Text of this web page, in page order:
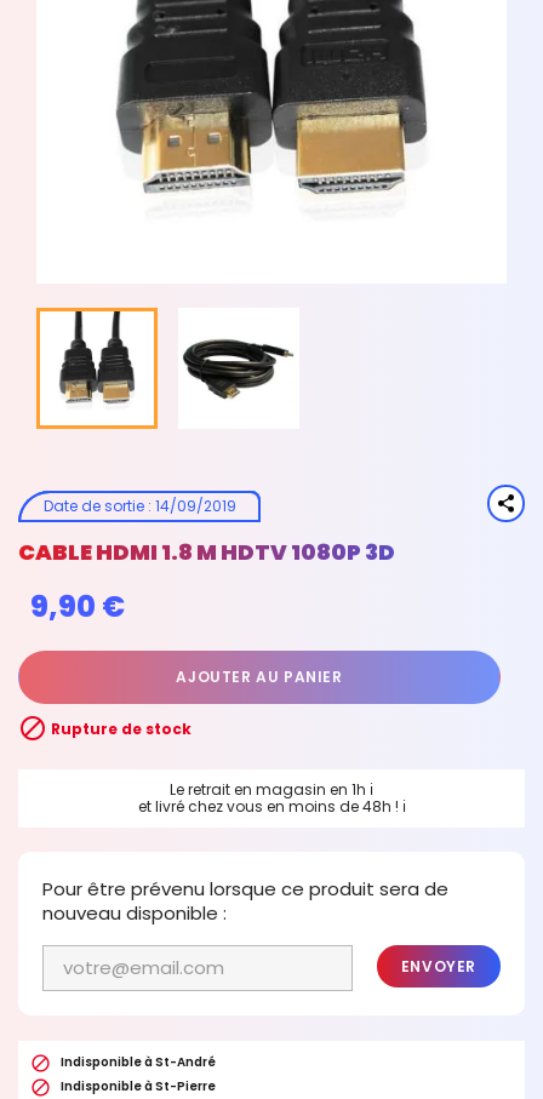
Date de sortie: 14/09/2019
CABLE HDMI 1.8 M HDTV 1080P 3D
9,90 €
AJOUTER AU PANIER
 Rupture de stock
Le retrait en magasin en 1h ℹ
et livré chez vous en moins de 48h ! ℹ
Pour être prévenu lorsque ce produit sera de
nouveau disponible :
ENVOYER
 Indisponible à St-André
 Indisponible à St-Pierre